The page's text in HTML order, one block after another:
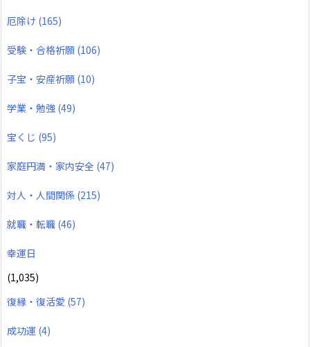
厄除け (165)
受験・合格祈願 (106)
子宝・安産祈願 (10)
学業・勉強 (49)
宝くじ (95)
家庭円満・家内安全 (47)
対人・人間関係 (215)
就職・転職 (46)
幸運日
(1,035)
復縁・復活愛 (57)
成功運 (4)